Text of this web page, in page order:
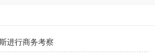
进行商务考察